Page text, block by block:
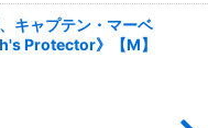
キャプテン・マーベ
Protector》【M】